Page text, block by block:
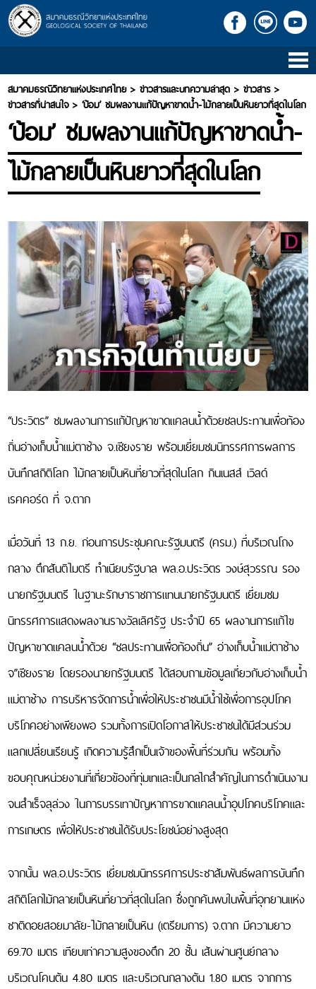
หน้าแรก
ข้อมูลสมาคม สธท.
ข้อมูล
สมาคม
สธท.
นายก
สมาคม
สธท.
คณะ
กรรมการ
สธท.
ผู้
ทรง
คุณ
วุ
มิ
และ
เชี่ยว
ชาญ
กิ
ศักดิ์
สธท.
สมาชิก
สมาคม
สธท.
ประกาศ
สมาคม
แห่ง
ประเทศไทย
สรุป
การ
ประชุม
สธท.
รายงาน
เงิน
ผู้
สนับสนุน
ข่าวสาร
ข่าวสาร
สธท.
ที่
บทความ
วิชาการ
ที่
น่า
สนใจ
สื่อ
มัลติมีเดีย
สมาคมธรณีวิทยาแห่งประเทศไทย>ข่าวสารและบทความล่าสุด >ข่าวสาร>
ข่าวสารที่น่าสนใจ>‘ป้อม’ ชมผลงานแก้ปัญหาขาดน้ำ-ไม้กลายเป็นหินยาวที่สุดในโลก
‘ป้อม’ ชมผลงานแก้ปัญหาขาดน้ำ-
ไม้กลายเป็นหินยาวที่สุดในโลก
“ประวิตร” ชมผลงานการแก้ปัญหาขาดแคลนน้ำด้วยชลประทานเพื่อท้อง
ถิ่นอ่างเก็บน้ำแม่ตาช้าง จ.เชียงราย พร้อมเยี่ยมชมนิทรรศการผลการ
บันทึกสถิติโลก ไม้กลายเป็นหินที่ยาวที่สุดในโลก กินเนสส์ เวิลด์
เรคคอร์ด ที่ จ.ตาก
เมื่อวันที่ 13 ก.ย. ก่อนการประชุมคณะรัฐมนตรี (ครม.) ที่บริเวณโถง
กลาง ตึกสันติไมตรี ทำเนียบรัฐบาล พล.อ.ประวิตร วงษ์สุวรรณ รอง
นายกรัฐมนตรี ในฐานะรักษาราชการแทนนายกรัฐมนตรี เยี่ยมชม
นิทรรศการแสดงผลงานรางวัลเลิศรัฐ ประจำปี 65 ผลงานการแก้ไข
ปัญหาขาดแคลนน้ำด้วย “ชลประทานเพื่อท้องถิ่น” อ่างเก็บน้ำแม่ตาช้าง
จ”เชียงราย โดยรองนายกรัฐมนตรี ได้สอบถามข้อมูลเกี่ยวกับอ่างเก็บน้ำ
แม่ตาช้าง การบริหารจัดการน้ำเพื่อให้ประชาชนมีน้ำใช้เพื่อการอุปโภค
บริโภคอย่างเพียงพอ รวมทั้งการเปิดโอกาสให้ประชาชนได้มีส่วนร่วม
แลกเปลี่ยนเรียนรู้ เกิดความรู้สึกเป็นเจ้าของพื้นที่ร่วมกัน พร้อมทั้ง
ขอบคุณหน่วยงานที่เกี่ยวข้องที่ทุ่มเทและเป็นกลไกสำคัญในการดำเนินงาน
จนสำเร็จลุล่วง ในการบรรเทาปัญหาการขาดแคลนน้ำอุปโภคบริโภคและ
การเกษตร เพื่อให้ประชาชนได้รับประโยชน์อย่างสูงสุด
จากนั้น พล.อ.ประวิตร เยี่ยมชมนิทรรศการประชาสัมพันธ์ผลการบันทึก
สถิติโลกไม้กลายเป็นหินที่ยาวที่สุดในโลก ซึ่งถูกค้นพบในพื้นที่อุทยานแห่ง
ชาติดอยสอยมาลัย-ไม้กลายเป็นหิน (เตรียมการ) จ.ตาก มีความยาว
69.70 เมตร เทียบเท่าความสูงของตึก 20 ชั้น เส้นผ่านศูนย์กลาง
บริเวณโคนต้น 4.80 เมตร และบริเวณกลางต้น 1.80 เมตร จากการ